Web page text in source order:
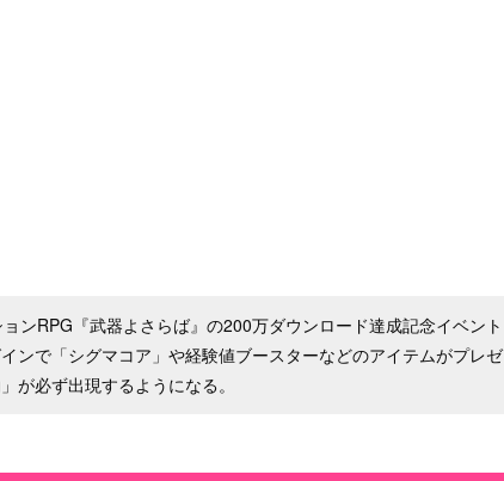
ンRPG『武器よさらば』の200万ダウンロード達成記念イベント
ンで「シグマコア」や経験値ブースターなどのアイテムがプレゼ
が必ず出現するようになる。